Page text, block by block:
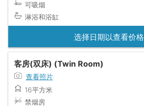
可吸烟
淋浴和浴缸
选择日期以查看价格
客房(双床) (Twin Room)
查看照片
16平方米
禁烟房